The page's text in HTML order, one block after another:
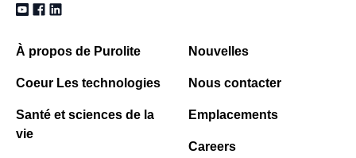
À propos de Purolite
Coeur Les technologies
Santé et sciences de la
vie
Nouvelles
Nous contacter
Emplacements
Careers